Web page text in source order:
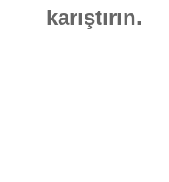
karıştırın.